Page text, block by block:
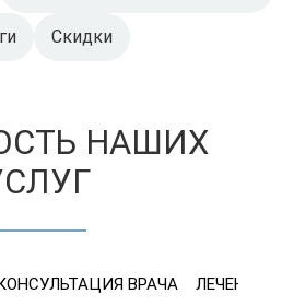
Скидки
НАШИХ
ВРАЧА ЛЕЧЕНИЕ